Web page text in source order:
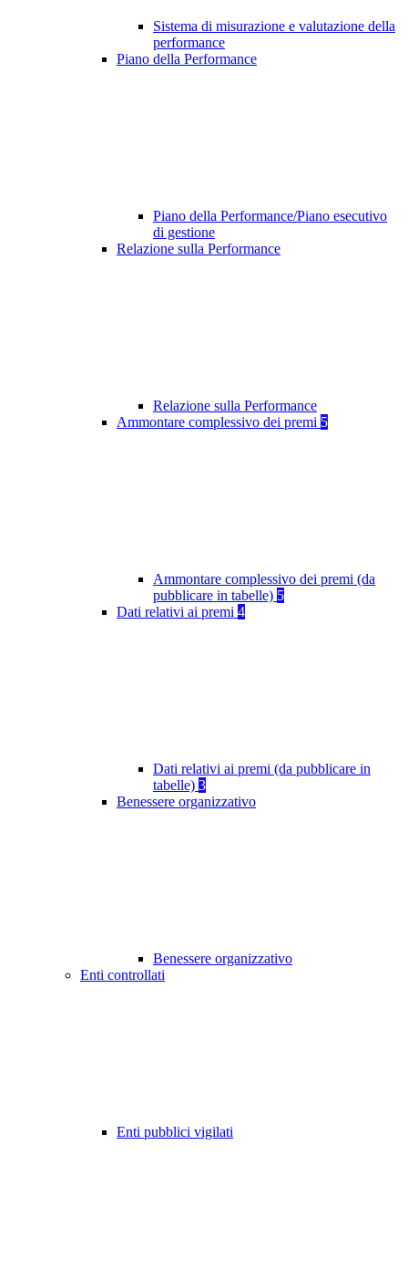
Sistema di misurazione e valutazione della
performance
Piano della Performance
Piano della Performance/Piano esecutivo
di gestione
Relazione sulla Performance
Relazione sulla Performance
Ammontare complessivo dei premi 5
Ammontare complessivo dei premi (da
pubblicare in tabelle) 5
Dati relativi ai premi 4
Dati relativi ai premi (da pubblicare in
tabelle) 3
Benessere organizzativo
Benessere organizzativo
Enti controllati
Enti pubblici vigilati